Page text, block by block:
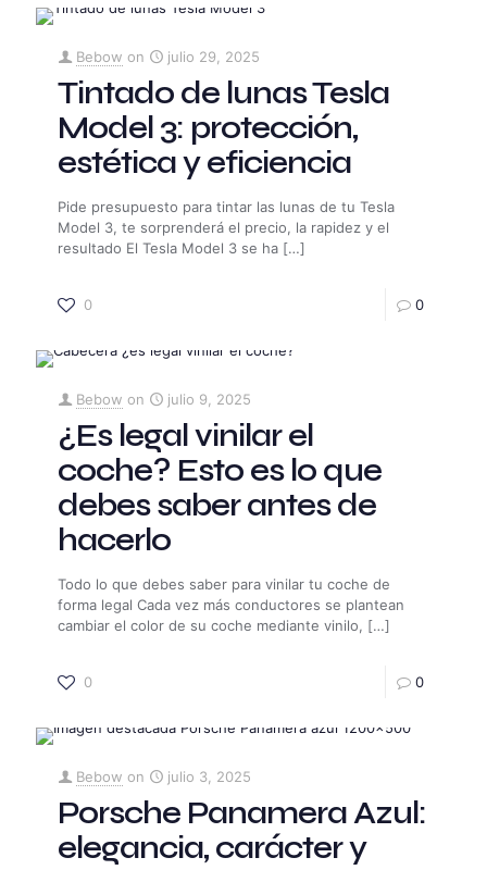
Bebow on julio 29, 2025
Tintado de lunas Tesla
Model 3: protección,
estética y eficiencia
Pide presupuesto para tintar las lunas de tu Tesla
Model 3, te sorprenderá el precio, la rapidez y el
resultado El Tesla Model 3 se ha […]
0 0
Bebow on julio 9, 2025
¿Es legal vinilar el
coche? Esto es lo que
debes saber antes de
hacerlo
Todo lo que debes saber para vinilar tu coche de
forma legal Cada vez más conductores se plantean
cambiar el color de su coche mediante vinilo, […]
0 0
Bebow on julio 3, 2025
Porsche Panamera Azul:
elegancia, carácter y